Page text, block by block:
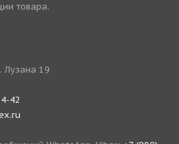
товара.
Лузана 19
42